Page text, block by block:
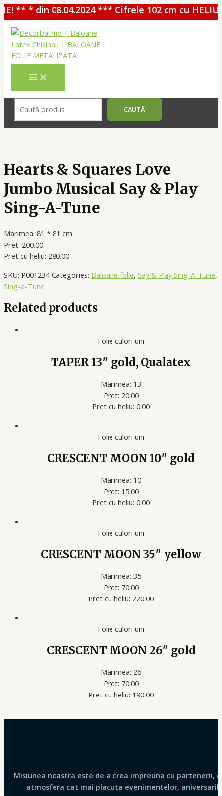
** * din 08.04.2024 *** Cifrele 102 cm cu HELIU -
Перейти
содержимому
MAIN
MENU
CAUTĂ
Hearts & Squares Love
Jumbo Musical Say & Play
Sing-A-Tune
Marimea: 81 * 81 cm
Pret: 200.00
Pret cu heliu: 280.00
SKU: P001234 Categories: Baloane folie, Say & Play Sing-A-Tune,
Sing-a-Tune
Related products
Folie culori uni
TAPER 13″ gold, Qualatex
Marimea: 13
Pret: 20.00
Pret cu heliu: 0.00
Folie culori uni
CRESCENT MOON 10″ gold
Marimea: 10
Pret: 15.00
Pret cu heliu: 0.00
Folie culori uni
CRESCENT MOON 35″ yellow
Marimea: 35
Pret: 70.00
Pret cu heliu: 220.00
Folie culori uni
CRESCENT MOON 26″ gold
Marimea: 26
Pret: 70.00
Pret cu heliu: 190.00
Misiunea noastra este de a crea impreuna cu partenerii,
atmosfera cat mai placuta evenimentelor,